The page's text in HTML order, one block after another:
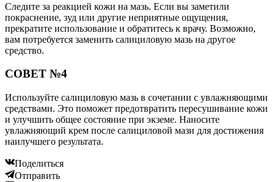
Следите за реакцией кожи на мазь. Если вы заметили
покраснение, зуд или другие неприятные ощущения,
прекратите использование и обратитесь к врачу. Возможно,
вам потребуется заменить салициловую мазь на другое
средство.
СОВЕТ №4
Используйте салициловую мазь в сочетании с увлажняющими
средствами. Это поможет предотвратить пересушивание кожи
и улучшить общее состояние при экземе. Наносите
увлажняющий крем после салициловой мази для достижения
наилучшего результата.
Поделиться
Отправить